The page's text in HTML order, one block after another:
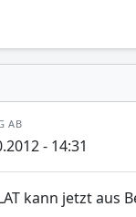
AB
- 14:31
kann jetzt